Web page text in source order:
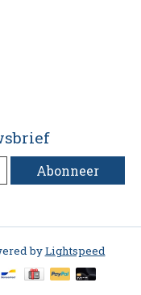
Abonneer
byLightspeed